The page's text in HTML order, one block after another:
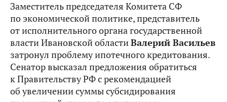
Заместитель председателя Комитета СФ
по экономической политике, представитель
от исполнительного органа государственной
власти Ивановской областиВалерий Васильев
затронул проблему ипотечного кредитования.
Сенатор высказал предложения обратиться
к Правительству РФ с рекомендацией
об увеличении суммы субсидирования